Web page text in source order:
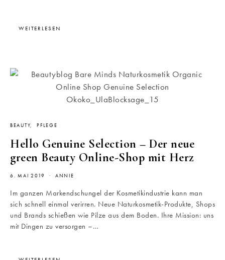
WEITERLESEN
BEAUTY PFLEGE
Hello Genuine Selection – Der neue
green Beauty Online-Shop mit Herz
6. MAI 2019 ANNIE
Im ganzen Markendschungel der Kosmetikindustrie kann man
sich schnell einmal verirren. Neue Naturkosmetik-Produkte, Shops
und Brands schießen wie Pilze aus dem Boden. Ihre Mission: uns
mit Dingen zu versorgen –…